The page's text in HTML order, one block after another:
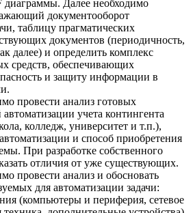
диаграммы. Далее необходимо
документооборот
таблицу прагматических
документов (периодичность,
далее) и определить комплекс
средств, обеспечивающих
и защиту информации в
провести анализ готовых
учета контингента
колледж, университет и т.п.),
и способ приобретения
При разработке собственного
отличия от уже существующих.
провести анализ и обосновать
для автоматизации задачи:
(компьютеры и периферия, сетевое